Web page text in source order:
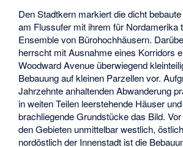
Den Stadtkern markiert die dicht
am Flussufer mit ihrem für Nordamerika
Ensemble von Bürohochhäusern.
herrscht mit Ausnahme eines Korridors
Woodward Avenue überwiegend
Bebauung auf kleinen Parzellen vor.
Jahrzehnte anhaltenden Abwanderung
in weiten Teilen leerstehende Häuser und
brachliegende Grundstücke das Bild.
den Gebieten unmittelbar westlich,
nordöstlich der Innenstadt ist die